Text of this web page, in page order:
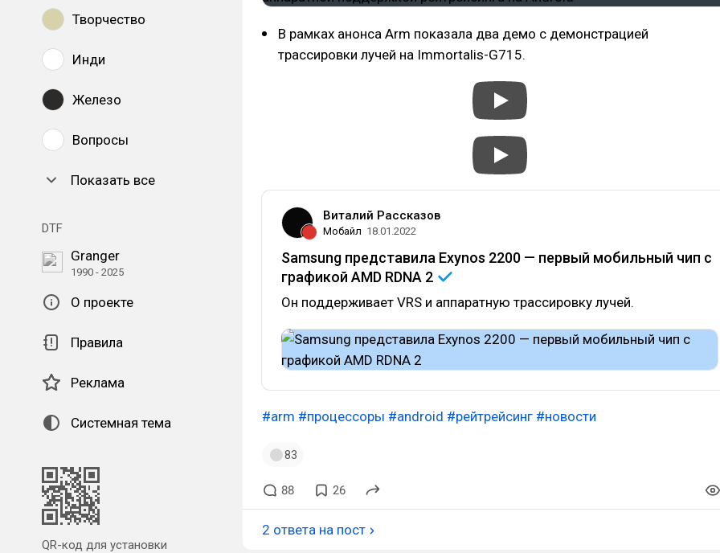
Творчество
Инди
Железо
Вопросы
Показать все
DTF
Granger
1990 - 2025
О проекте
Правила
Реклама
Системная тема
QR-код для установки
В рамках анонса Arm показала два демо с демонстрацией
трассировки лучей на Immortalis-G715.
Виталий Рассказов
Мобайл 18.01.2022
Samsung представила Exynos 2200 — первый мобильный чип с
графикой AMD RDNA 2
Он поддерживает VRS и аппаратную трассировку лучей.
#arm #процессоры #android #рейтрейсинг #новости
83
88 26
2 ответа на пост